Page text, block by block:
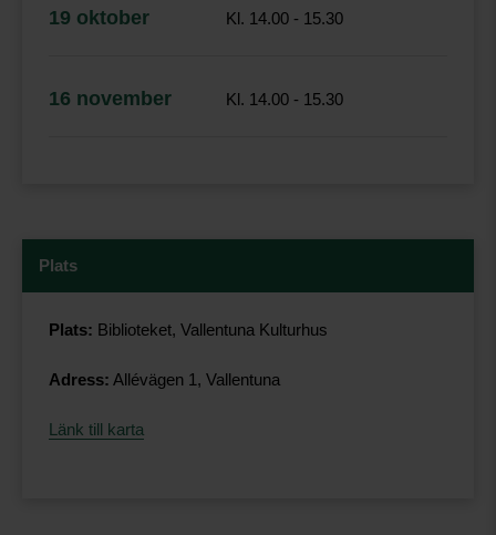
19 oktober Kl. 14.00 - 15.30
16 november Kl. 14.00 - 15.30
Plats
Plats: Biblioteket, Vallentuna Kulturhus
Adress: Allévägen 1, Vallentuna
Länk till karta